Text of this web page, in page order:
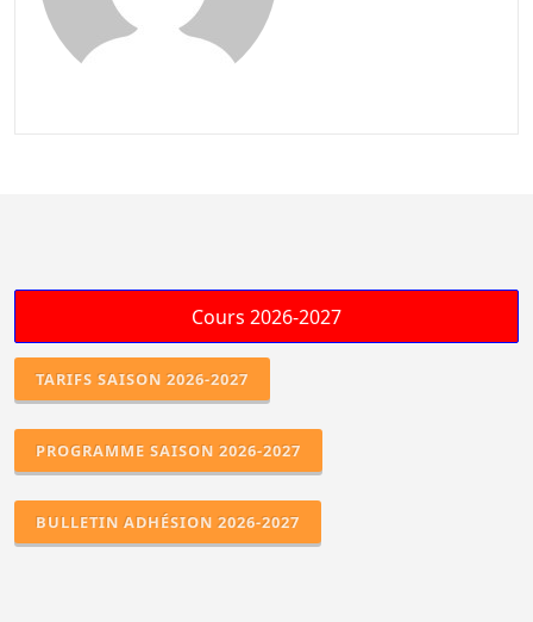
TARIFS SAISON 2026-2027
PROGRAMME SAISON 2026-2027
BULLETIN ADHÉSION 2026-2027